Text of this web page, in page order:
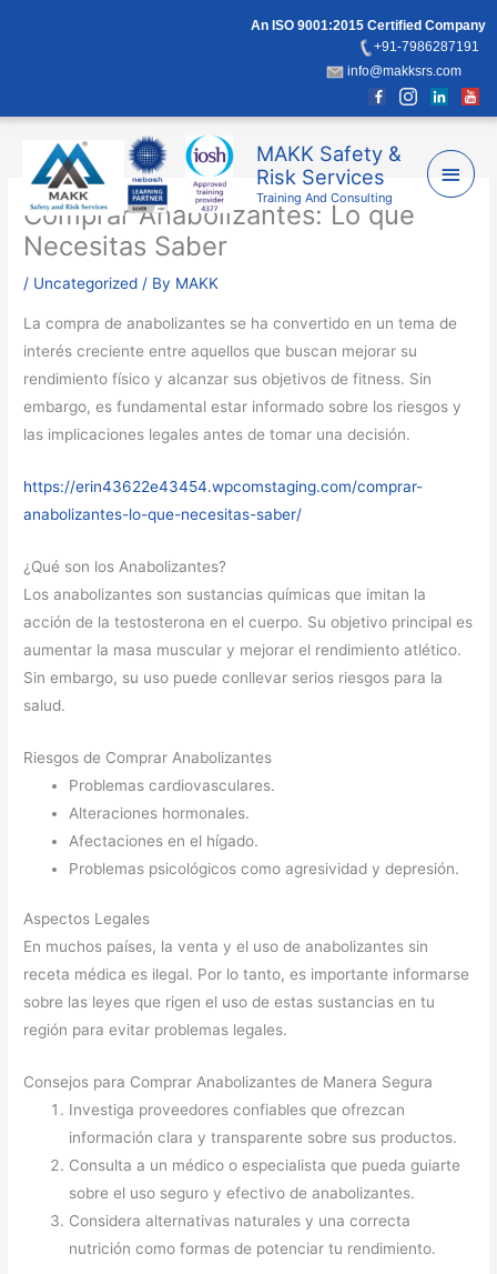
An ISO 9001:2015 Certified Company
+91-7986287191
info@makksrs.com
MAKK Safety &
Risk Services
Training And Consulting
Menu
Comprar Anabolizantes: Lo que
Necesitas Saber
/ Uncategorized / By MAKK
La compra de anabolizantes se ha convertido en un tema de
interés creciente entre aquellos que buscan mejorar su
rendimiento físico y alcanzar sus objetivos de fitness. Sin
embargo, es fundamental estar informado sobre los riesgos y
las implicaciones legales antes de tomar una decisión.
https://erin43622e43454.wpcomstaging.com/comprar-
anabolizantes-lo-que-necesitas-saber/
¿Qué son los Anabolizantes?
Los anabolizantes son sustancias químicas que imitan la
acción de la testosterona en el cuerpo. Su objetivo principal es
aumentar la masa muscular y mejorar el rendimiento atlético.
Sin embargo, su uso puede conllevar serios riesgos para la
salud.
Riesgos de Comprar Anabolizantes
Problemas cardiovasculares.
Alteraciones hormonales.
Afectaciones en el hígado.
Problemas psicológicos como agresividad y depresión.
Aspectos Legales
En muchos países, la venta y el uso de anabolizantes sin
receta médica es ilegal. Por lo tanto, es importante informarse
sobre las leyes que rigen el uso de estas sustancias en tu
región para evitar problemas legales.
Consejos para Comprar Anabolizantes de Manera Segura
Investiga proveedores confiables que ofrezcan
información clara y transparente sobre sus productos.
Consulta a un médico o especialista que pueda guiarte
sobre el uso seguro y efectivo de anabolizantes.
Considera alternativas naturales y una correcta
nutrición como formas de potenciar tu rendimiento.